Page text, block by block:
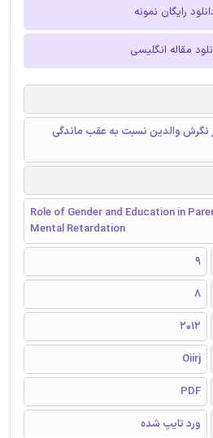
رایگان نمونه
مقاله انگلیسی
والدین نسبت به عقب ماندگی
Role of Gender and Education in
Mental Retardation
9
8
2012
Oiirj
PDF
ورد تایپ شده